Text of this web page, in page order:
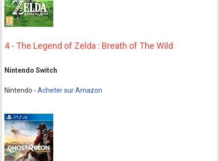
4 - The Legend of Zelda : Breath of The Wild
Nintendo Switch
Nintendo -Acheter sur Amazon